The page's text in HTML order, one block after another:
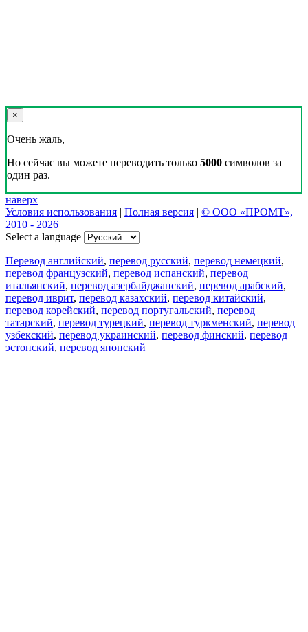
×
Очень жаль,
Но сейчас вы можете переводить только 5000 символов за
один раз.
наверх
Условия использования | Полная версия | © ООО «ПРОМТ»,
2010 - 2026
Select a language
Перевод английский, перевод русский, перевод немецкий,
перевод французский, перевод испанский, перевод
итальянский, перевод азербайджанский, перевод арабский,
перевод иврит, перевод казахский, перевод китайский,
перевод корейский, перевод португальский, перевод
татарский, перевод турецкий, перевод туркменский, перевод
узбекский, перевод украинский, перевод финский, перевод
эстонский, перевод японский